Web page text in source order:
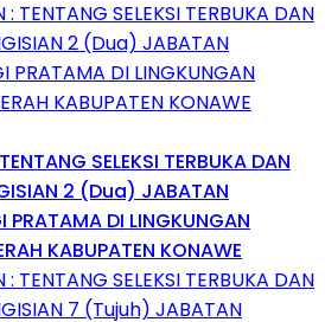
SELEKSI TERBUKA DAN
2 (Dua) JABATAN
PRATAMA DI LINGKUNGAN
KABUPATEN KONAWE